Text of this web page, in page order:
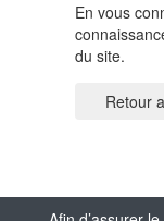
En vous
du site.